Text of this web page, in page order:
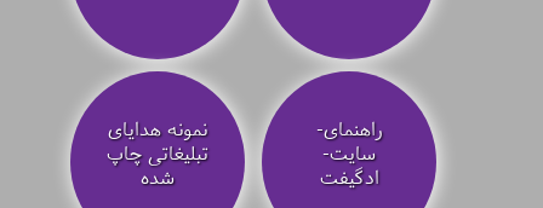
راهنمای-
سایت-
ادگیفت
نمونه هدایای
تبلیغاتی چاپ
شده